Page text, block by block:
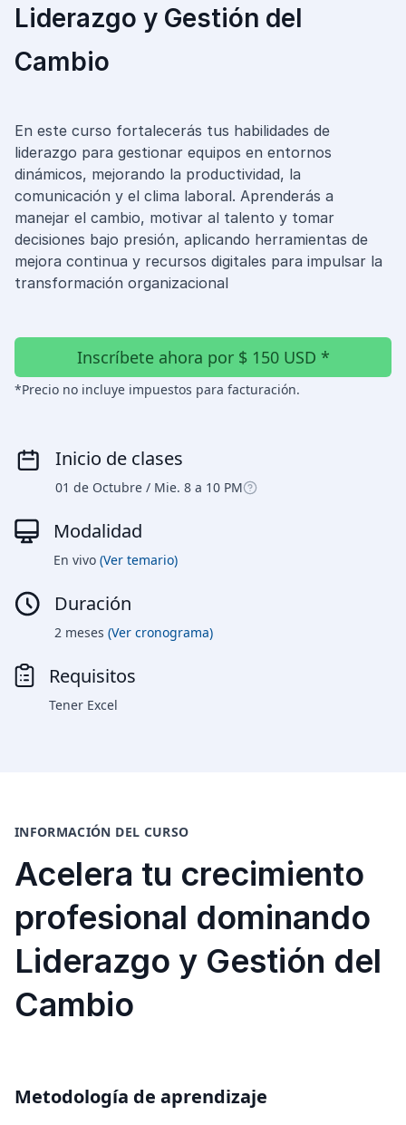
Diseño e Ingeniería
Gestión Industrial
Ingeniería de Procesos
Liderazgo y Gestión del
Cambio
En este curso fortalecerás tus habilidades de
liderazgo para gestionar equipos en entornos
dinámicos, mejorando la productividad, la
comunicación y el clima laboral. Aprenderás a
manejar el cambio, motivar al talento y tomar
decisiones bajo presión, aplicando herramientas de
mejora continua y recursos digitales para impulsar la
transformación organizacional
Inscríbete ahora por $ 150 USD *
*Precio no incluye impuestos para facturación.
Inicio de clases
01 de Octubre / Mie. 8 a 10 PM
Modalidad
En vivo (Ver temario)
Duración
2 meses (Ver cronograma)
Requisitos
Tener Excel
INFORMACIÓN DEL CURSO
Acelera tu crecimiento
profesional dominando
Liderazgo y Gestión del
Cambio
Metodología de aprendizaje